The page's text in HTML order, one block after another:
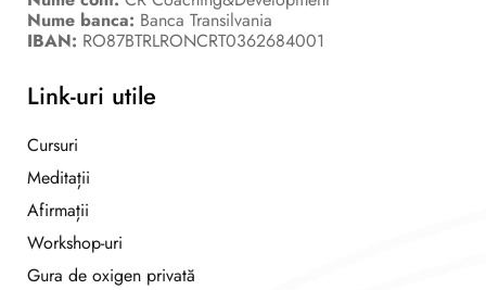
Nume banca: Banca Transilvania
IBAN: RO87BTRLRONCRT0362684001
Link-uri utile
Cursuri
Meditații
Afirmații
Workshop-uri
Gura de oxigen privată